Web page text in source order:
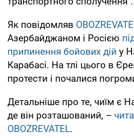
Як повідомляв
Азербайджаном і Росією
припинення бойових дій у
Карабасі. На тлі цього в
протести і почалися
Детальніше про те, чиїм є
де він розташований, –
OBOZREVATEL.